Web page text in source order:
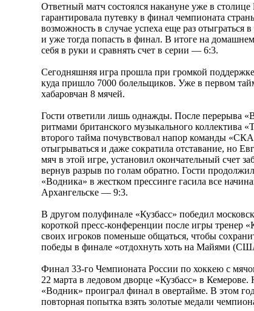
Ответный матч состоялся накануне уже в
гарантировала путевку в финал чемпионата
возможность в случае успеха еще раз отыграться
и уже тогда попасть в финал. В итоге на
себя в руки и сравнять счет в серии — 6:3.
Сегодняшняя игра прошла при громкой
куда пришло 7000 болельщиков. Уже в первом
хабаровчан 8 мячей.
Гости ответили лишь однажды. После перерыва
ритмами британского музыкального коллектива
второго тайма почувствовал напор команды
отыгрываться и даже сократила отставание, но
мяч в этой игре, установил окончательный счет
вернув разрыв по голам обратно. Гости
«Водника» в жестком прессинге гасила все
Архангельске — 9:3.
В другом полуфинале «Кузбасс» победил
короткой пресс-конференции после игры тренер
своих игроков поменьше общаться, чтобы
победы в финале «отдохнуть хоть на Майями
Финал 33-го Чемпионата России по хоккею с
22 марта в ледовом дворце «Кузбасс» в
«Водник» проиграл финал в овертайме. В этом
повторная попытка взять золотые медали